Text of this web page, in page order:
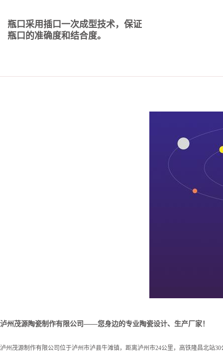
瓶口采用插口一次成型技术，保证
瓶口的准确度和结合度。
泸州茂源陶瓷制作有限公司——您身边的专业陶瓷设计、生产厂家！
泸州茂源制作有限公司位于泸州市泸县牛滩镇，距离泸州市24公里，高铁隆昌北站